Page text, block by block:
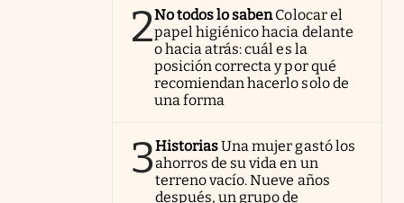
2No todos lo sabenColocar el
papel higiénico hacia delante
o hacia atrás: cuál es la
posición correcta y por qué
recomiendan hacerlo solo de
una forma
3HistoriasUna mujer gastó los
ahorros de su vida en un
terreno vacío. Nueve años
después, un grupo de